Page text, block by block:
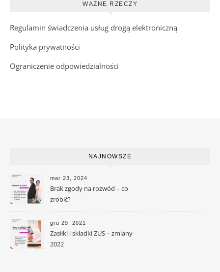
WAŻNE RZECZY
Regulamin świadczenia usług drogą elektroniczną
Polityka prywatności
Ograniczenie odpowiedzialności
NAJNOWSZE
mar 23, 2024
Brak zgody na rozwód – co
zrobić?
gru 29, 2021
Zasiłki i składki ZUS – zmiany
2022